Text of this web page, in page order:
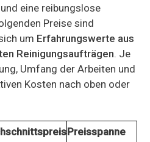
eine reibungslose
Preise sind
um Erfahrungswerte aus
Reinigungsaufträgen. Je
Umfang der Arbeiten und
Kosten nach oben oder
Preisspanne